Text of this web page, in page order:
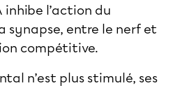
l’action du
synapse, entre le nerf et
compétitive.
n’est plus stimulé, ses